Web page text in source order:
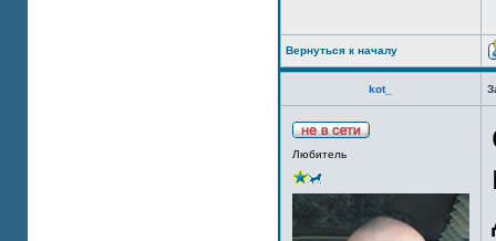
Вернуться к началу
kot_
Любитель